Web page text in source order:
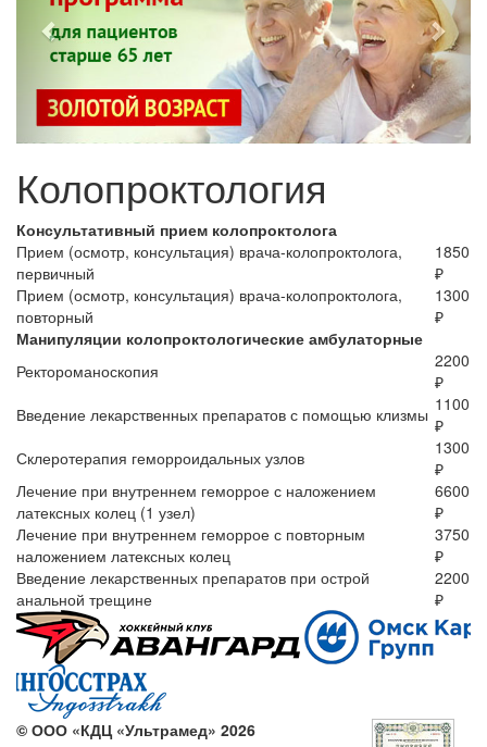
Колопроктология
Консультативный прием колопроктолога
Прием (осмотр, консультация) врача-колопроктолога,
первичный
1850
₽
Прием (осмотр, консультация) врача-колопроктолога,
повторный
1300
₽
Манипуляции колопроктологические амбулаторные
Ректороманоскопия
2200
₽
Введение лекарственных препаратов с помощью клизмы 1100
₽
Склеротерапия геморроидальных узлов
1300
₽
Лечение при внутреннем геморрое с наложением
латексных колец (1 узел)
6600
₽
Лечение при внутреннем геморрое с повторным
наложением латексных колец
3750
₽
Введение лекарственных препаратов при острой
анальной трещине
2200
₽
© ООО «КДЦ «Ультрамед» 2026